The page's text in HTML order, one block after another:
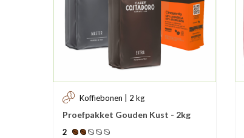
Koffiebonen | 2 kg
Proefpakket Gouden Kust - 2kg
2